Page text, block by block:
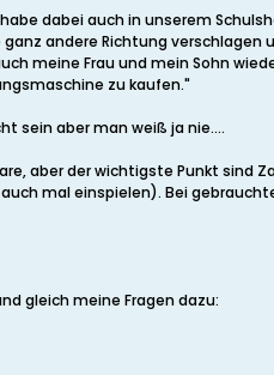
dabei auch in unserem
andere Richtung
meine Frau und mein Sohn
zu kaufen."
sein aber man weiß ja nie....
aber der wichtigste Punkt sind
mal einspielen). Bei
gleich meine Fragen dazu: